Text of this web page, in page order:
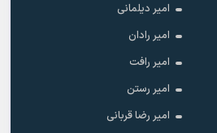
امیر دیلمانی
امیر رادان
امیر رافت
امیر رستن
امیر رضا قربانی